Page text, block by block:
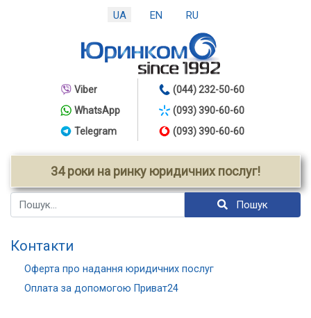
UA EN RU
Viber
WhatsApp
Telegram
(044) 232-50-60
(093) 390-60-60
(093) 390-60-60
34 роки на ринку юридичних послуг!
Пошук Пошук
Контакти
Оферта про надання юридичних послуг
Оплата за допомогою Приват24